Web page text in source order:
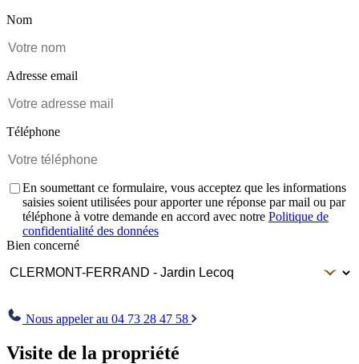
Visite de la propriété
Nom
Adresse email
Téléphone
En soumettant ce formulaire, vous acceptez que les informations
saisies soient utilisées pour apporter une réponse par mail ou par
téléphone à votre demande en accord avec notre Politique de
confidentialité des données
Bien concerné
Nous appeler au 04 73 28 47 58